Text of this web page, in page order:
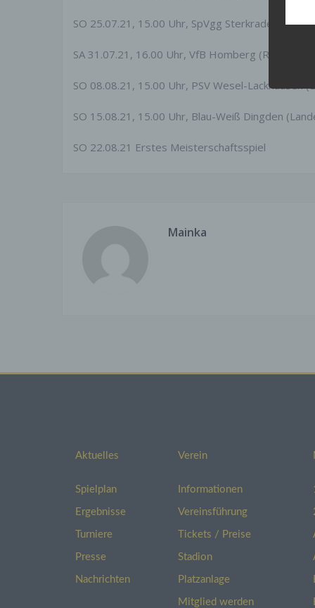
SO 25.07.21, 15.00 Uhr, SpVgg Sterkrade-Nord
SA 31.07.21, 16.00 Uhr, VfB Homberg
SO 08.08.21, 15.00 Uhr, PSV Wesel-Lackhausen
SO 15.08.21, 15.00 Uhr, Blau-Weiß Dingden
SO 22.08.21 Erstes Meisterschaftsspiel
Mainka
Aktuelles
Spielplan
Ergebnisse
Turniere
Presse
Nachrichten
Verein
Informationen
Vereinsführung
Tickets / Preise
Stadion
Platzanlage
Mitglied werden
Wir
an
die
Sie